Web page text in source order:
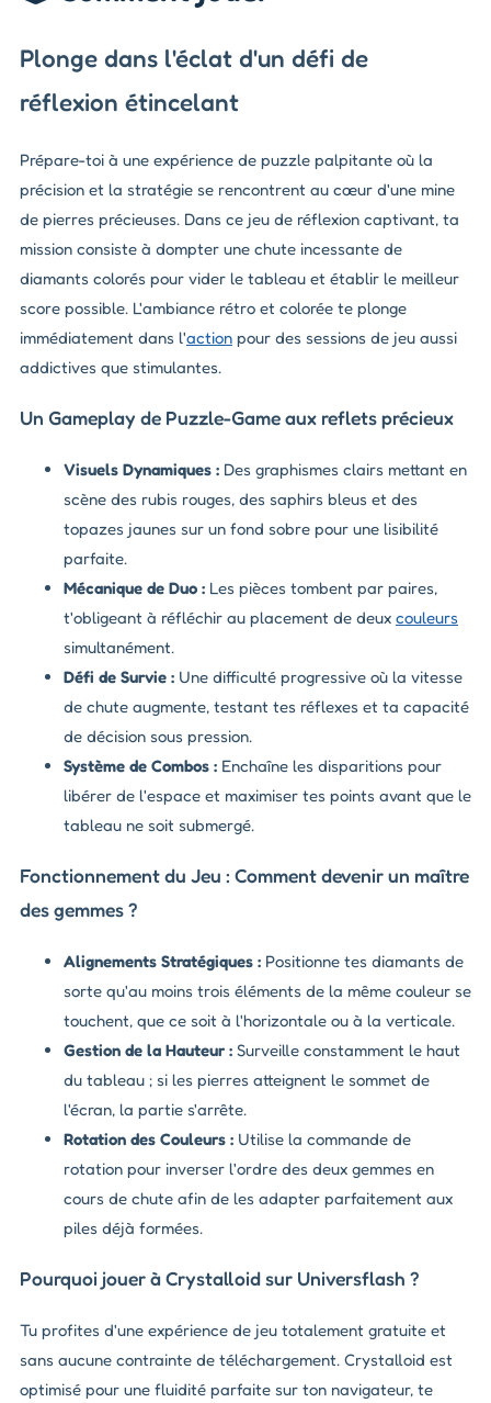
Plonge dans l'éclat d'un défi de
réflexion étincelant
Prépare-toi à une expérience de puzzle palpitante où la
précision et la stratégie se rencontrent au cœur d'une mine
de pierres précieuses. Dans ce jeu de réflexion captivant, ta
mission consiste à dompter une chute incessante de
diamants colorés pour vider le tableau et établir le meilleur
score possible. L'ambiance rétro et colorée te plonge
immédiatement dans l'action pour des sessions de jeu aussi
addictives que stimulantes.
Un Gameplay de Puzzle-Game aux reflets précieux
Visuels Dynamiques : Des graphismes clairs mettant en
scène des rubis rouges, des saphirs bleus et des
topazes jaunes sur un fond sobre pour une lisibilité
parfaite.
Mécanique de Duo : Les pièces tombent par paires,
t'obligeant à réfléchir au placement de deux couleurs
simultanément.
Défi de Survie : Une difficulté progressive où la vitesse
de chute augmente, testant tes réflexes et ta capacité
de décision sous pression.
Système de Combos : Enchaîne les disparitions pour
libérer de l'espace et maximiser tes points avant que le
tableau ne soit submergé.
Fonctionnement du Jeu : Comment devenir un maître
des gemmes ?
Alignements Stratégiques : Positionne tes diamants de
sorte qu'au moins trois éléments de la même couleur se
touchent, que ce soit à l'horizontale ou à la verticale.
Gestion de la Hauteur : Surveille constamment le haut
du tableau ; si les pierres atteignent le sommet de
l'écran, la partie s'arrête.
Rotation des Couleurs : Utilise la commande de
rotation pour inverser l'ordre des deux gemmes en
cours de chute afin de les adapter parfaitement aux
piles déjà formées.
Pourquoi jouer à Crystalloid sur Universflash ?
Tu profites d'une expérience de jeu totalement gratuite et
sans aucune contrainte de téléchargement. Crystalloid est
optimisé pour une fluidité parfaite sur ton navigateur, te